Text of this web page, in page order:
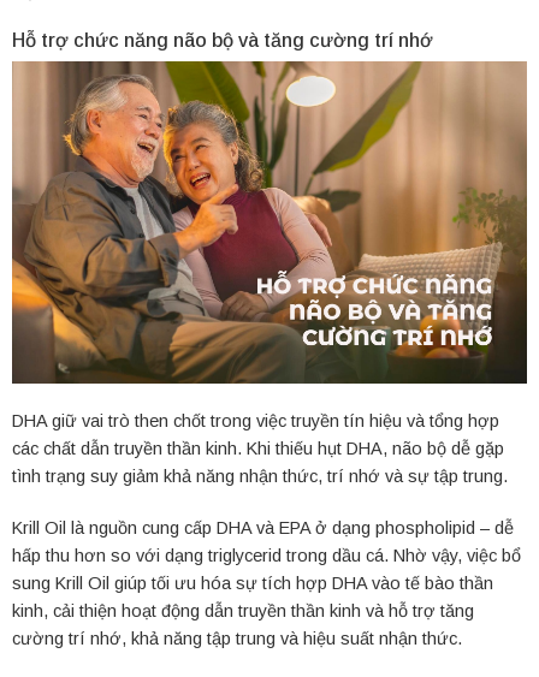
Hỗ trợ chức năng não bộ và tăng cường trí nhớ
DHA giữ vai trò then chốt trong việc truyền tín hiệu và tổng hợp
các chất dẫn truyền thần kinh. Khi thiếu hụt DHA, não bộ dễ gặp
tình trạng suy giảm khả năng nhận thức, trí nhớ và sự tập trung.
Krill Oil là nguồn cung cấp DHA và EPA ở dạng phospholipid – dễ
hấp thu hơn so với dạng triglycerid trong dầu cá. Nhờ vậy, việc bổ
sung Krill Oil giúp tối ưu hóa sự tích hợp DHA vào tế bào thần
kinh, cải thiện hoạt động dẫn truyền thần kinh và hỗ trợ tăng
cường trí nhớ, khả năng tập trung và hiệu suất nhận thức.